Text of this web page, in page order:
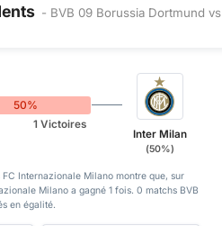
- BVB 09 Borussia Dortmund vs
50%
1 Victoires
Inter Milan
(50%)
Internazionale Milano montre que, sur
Milano a gagné 1 fois. 0 matchs BVB
en égalité.